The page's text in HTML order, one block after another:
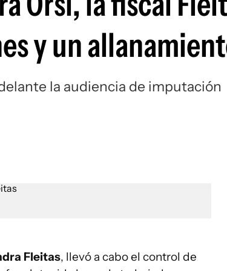
y un
la audiencia de imputación
Fleitas, llevó a cabo el control de